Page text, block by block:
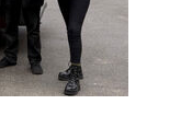
Google